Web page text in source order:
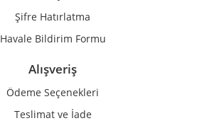
Şifre Hatırlatma
Havale Bildirim Formu
Alışveriş
Ödeme Seçenekleri
Teslimat ve İade